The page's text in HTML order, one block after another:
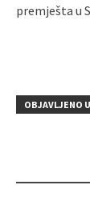
premješta u
OBJAVLJENO U